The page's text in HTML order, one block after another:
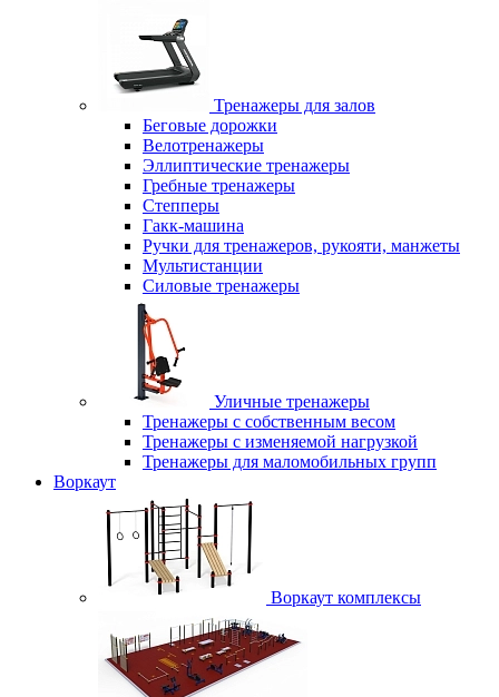
Тренажеры для залов
Беговые дорожки
Велотренажеры
Эллиптические тренажеры
Гребные тренажеры
Степперы
Гакк-машина
Ручки для тренажеров, рукояти, манжеты
Мультистанции
Силовые тренажеры
Уличные тренажеры
Тренажеры с собственным весом
Тренажеры с изменяемой нагрузкой
Тренажеры для маломобильных групп
Воркаут
Воркаут комплексы